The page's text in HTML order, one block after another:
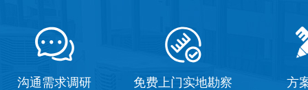
沟通需求调研 免费上门实地勘察 方